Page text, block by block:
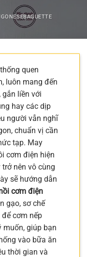
quen
luôn mang đến
liền với
hay các dịp
người vẫn nghĩ
chuẩn vị cần
tạp. May
cơm điện hiện
nên vô cùng
sẽ hướng dẫn
cơm điện
gạo, sơ chế
cơm nếp
muốn, giúp bạn
vào bữa ăn
thời gian và